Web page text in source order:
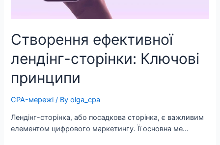
Створення ефективної
лендінг-сторінки: Ключові
принципи
CPA-мережі / Byolga_cpa
Лендінг-сторінка, або посадкова сторінка, є важливим
елементом цифрового маркетингу. Її основна ме…